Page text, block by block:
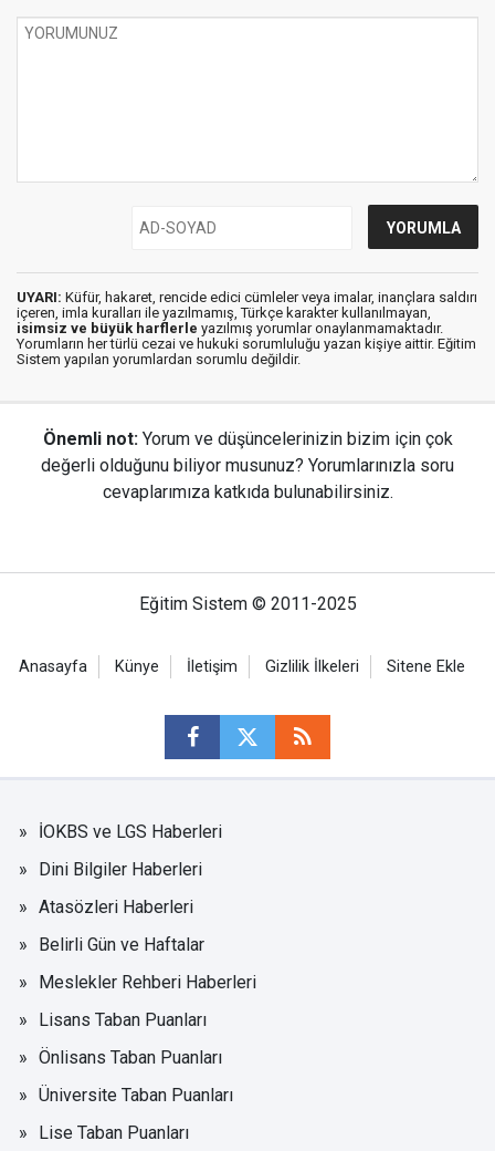
UYARI: Küfür, hakaret, rencide edici cümleler veya imalar, inançlara saldırı
içeren, imla kuralları ile yazılmamış, Türkçe karakter kullanılmayan,
isimsiz ve büyük harflerle yazılmış yorumlar onaylanmamaktadır.
Yorumların her türlü cezai ve hukuki sorumluluğu yazan kişiye aittir. Eğitim
Sistem yapılan yorumlardan sorumlu değildir.
Önemli not: Yorum ve düşüncelerinizin bizim için çok
değerli olduğunu biliyor musunuz? Yorumlarınızla soru
cevaplarımıza katkıda bulunabilirsiniz.
Eğitim Sistem © 2011-2025
Anasayfa Künye İletişim Gizlilik İlkeleri Sitene Ekle
İOKBS ve LGS Haberleri
Dini Bilgiler Haberleri
Atasözleri Haberleri
Belirli Gün ve Haftalar
Meslekler Rehberi Haberleri
Lisans Taban Puanları
Önlisans Taban Puanları
Üniversite Taban Puanları
Lise Taban Puanları